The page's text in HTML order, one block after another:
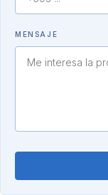
MENSAJE